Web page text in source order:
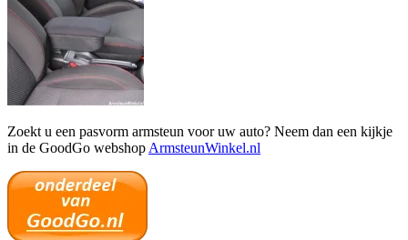
Zoekt u een pasvorm armsteun voor uw auto? Neem dan een kijkje
in de GoodGo webshop ArmsteunWinkel.nl